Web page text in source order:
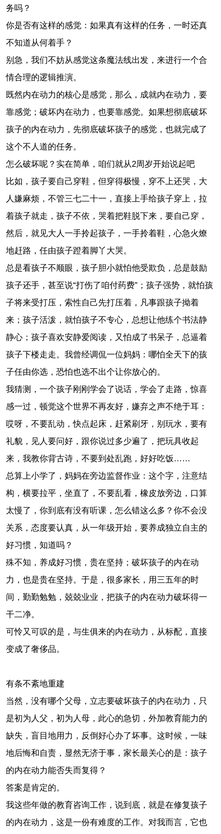
务吗？
你是否有这样的感觉：如果真有这样的任务，一时还真
不知道从何着手？
别急，我们不妨从感觉这条魔法线出发，来进行一个合
情合理的逻辑推演。
既然内在动力的核心是感觉，那么，成就内在动力，要
靠感觉；破坏内在动力，也要靠感觉。如果想彻底破坏
孩子的内在动力，先彻底破坏孩子的感觉，也就完成了
这个不人道的任务。
怎么破坏呢？实在简单，咱们就从2周岁开始说起吧
比如，孩子要自己穿鞋，但穿得极慢，穿不上还哭，大
人嫌麻烦，不管三七二十一，直接上手给孩子穿上，拉
着孩子就走，孩子不依，哭着把鞋脱下来，要自己穿，
然后，就见大人一手拎起孩子，一手拎着鞋，心急火燎
地赶路，任由孩子蹬着脚丫大哭。
总是看孩子不顺眼，孩子胆小就怕他受欺负，总是鼓励
孩子还手，甚至说“打伤了咱付药费”；孩子强势，就怕孩
子将来受打压，索性自己先打压着，凡事跟孩子拗着
来；孩子活泼，就怕孩子不专心，总想让他练个书法静
静心；孩子喜欢安静爱阅读，又怕成了书呆子，总逼着
孩子下楼走走。我曾经调侃一位妈妈：哪怕全天下的孩
子任由你选，恐怕也选不出个让你放心的。
我猜测，一个孩子刚刚学会了说话，学会了走路，惊喜
感一过，顿觉这个世界不再友好，嫌弃之声不绝于耳：
哎呀，不要乱动，快点起床，赶紧刷牙，别玩水，要有
礼貌，见人要问好，跟你说过多少遍了，把玩具收起
来，我教你背古诗，不要到处乱跑，好好吃饭……
总算上小学了，妈妈在旁边监督作业：这个字，注意结
构，横要拉平，坐直了，不要乱看，橡皮放旁边，口算
太慢了，你到底有没有听课，怎么错这么多？你不会没
关系，态度要认真，从一年级开始，要养成独立自主的
好习惯，知道吗？
殊不知，养成好习惯，贵在坚持；破坏孩子的内在动
力，也是贵在坚持。于是，很多家长，用三五年的时
间，勤勤勉勉，兢兢业业，把孩子的内在动力破坏得一
干二净。
可怜又可叹的是，与生俱来的内在动力，从标配，直接
变成了奢侈品。
有条不紊地重建
当然，没有哪个父母，立志要破坏孩子的内在动力，只
是初为人父，初为人母，此心的急切，外加教育能力的
缺失，盲目地用力，反倒好心办了坏事。这时候，一味
地后悔和自责，显然无济于事，家长最关心的是：孩子
的内在动力能否失而复得？
答案是肯定的。
我这些年做的教育咨询工作，说到底，就是在修复孩子
的内在动力，这是一份有难度的工作。对我而言，它也